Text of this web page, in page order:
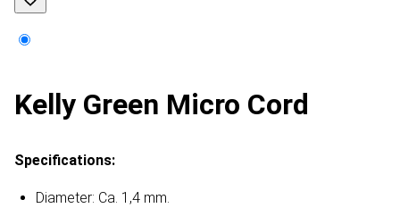
Kelly Green Micro Cord
Specifications:
Diameter: Ca. 1,4 mm.